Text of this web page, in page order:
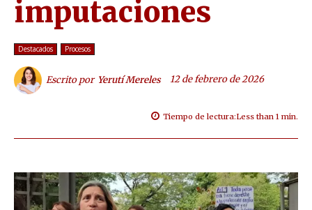
imputaciones
Destacados Procesos
Escrito por Yerutí Mereles 12 de febrero de 2026
Tiempo de lectura:Less than 1 min.